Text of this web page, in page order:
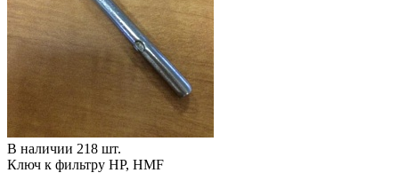
В наличии 218 шт.
Ключ к фильтру HP, HMF